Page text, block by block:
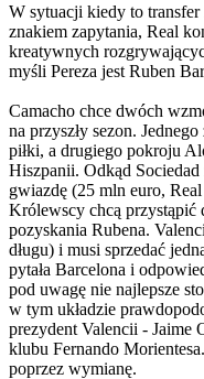
W sytuacji kiedy to
znakiem zapytania, Real
kreatywnych
myśli Pereza jest Ruben
Camacho chce dwóch
na przyszły sezon.
piłki, a drugiego pokroju
Hiszpanii. Odkąd
gwiazdę (25 mln euro,
Królewscy chcą przystąpić
pozyskania Rubena.
długu) i musi sprzedać
pytała Barcelona i
pod uwagę nie najlepsze
w tym układzie
prezydent Valencii - Jaime
klubu Fernando
poprzez wymianę.